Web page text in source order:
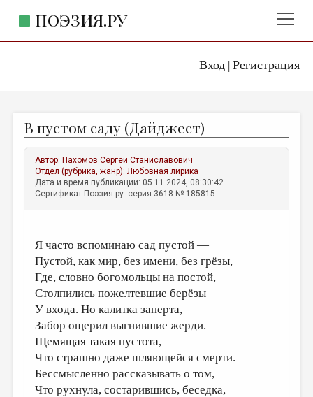
Вход| Регистрация
ПОЭЗИЯ.РУ
ЖАНРЫ
АВТОРЫ
КОММЕНТАРИИ
ЛИТСАЛОН
ПРАВИЛА САЙТА
ОТДЕЛЫ И РУБРИКИ
ИЗБРАННОЕ
ДАЙДЖЕСТ
ПРОИЗВЕДЕНИЯ
ПЕРЕВОДЫ
В пустом саду (Дайджест)
Автор: Пахомов Сергей Станиславович
Отдел (рубрика, жанр):Любовная лирика
Дата и время публикации: 05.11.2024, 08:30:42
Сертификат Поэзия.ру: серия 3618 № 185815
Я часто вспоминаю сад пустой —
Пустой, как мир, без имени, без грёзы,
Где, словно богомольцы на постой,
Столпились пожелтевшие берёзы
У входа. Но калитка заперта,
Забор ощерил выгнившие жерди.
Щемящая такая пустота,
Что страшно даже шляющейся смерти.
Бессмысленно рассказывать о том,
Что рухнула, состарившись, беседка,